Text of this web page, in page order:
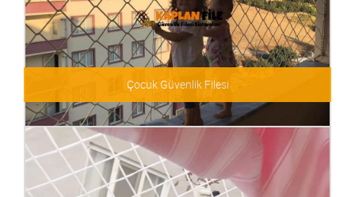
Çocuk Güvenlik Filesi
Çocuk Güvenlik Filesi